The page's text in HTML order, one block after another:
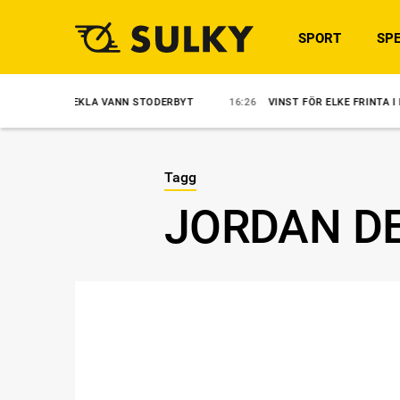
SPORT
VANN STODERBYT 16:26 VINST FÖR ELKE FRINTA I NORMANDIE
Tagg
JORDAN